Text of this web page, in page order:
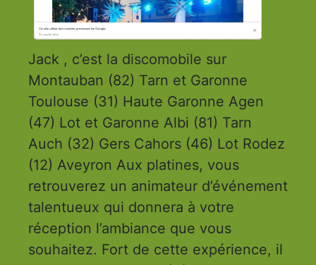
Jack , c’est la discomobile sur
Montauban (82) Tarn et Garonne
Toulouse (31) Haute Garonne Agen
(47) Lot et Garonne Albi (81) Tarn
Auch (32) Gers Cahors (46) Lot Rodez
(12) Aveyron Aux platines, vous
retrouverez un animateur d’événement
talentueux qui donnera à votre
réception l’ambiance que vous
souhaitez. Fort de cette expérience, il